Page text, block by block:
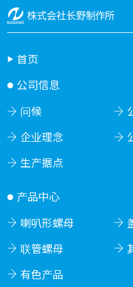
首页
公司信息
问候
企业理念
生产据点
产品中心
喇叭形螺母
联管螺母
有色产品